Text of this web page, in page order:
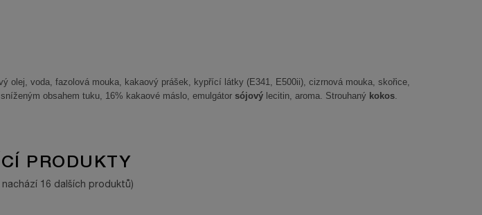
olej, voda, fazolová mouka, kakaový prášek, kypřící látky (E341, E500ii), cizrnová mouka, skořice,
obsahem tuku, 16% kakaové máslo, emulgátor sójový lecitin, aroma. Strouhaný kokos
PRODUKTY
16 dalších produktů)